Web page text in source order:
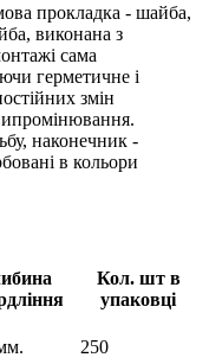
прокладка - шайба,
виконана з
сама
герметичне і
змін
наконечник -
в кольори
Кол. шт в
упаковці
250